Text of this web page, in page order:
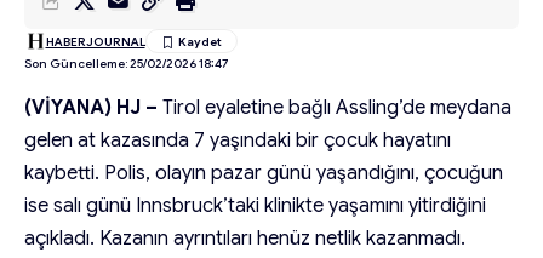
Son Güncelleme: 25/02/2026 18:47
HABERJOURNAL
(VİYANA) HJ – Tirol eyaletine bağlı Assling’de meydana
gelen at kazasında 7 yaşındaki bir çocuk hayatını
kaybetti. Polis, olayın pazar günü yaşandığını, çocuğun
ise salı günü Innsbruck’taki klinikte yaşamını yitirdiğini
açıkladı. Kazanın ayrıntıları henüz netlik kazanmadı.